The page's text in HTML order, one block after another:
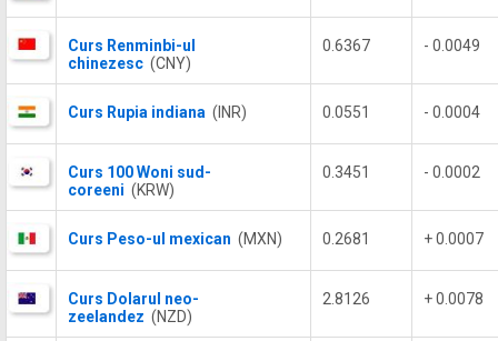
Curs Renminbi-ul
chinezesc (CNY)
0.6367 - 0.0049
Curs Rupia indiana (INR) 0.0551 - 0.0004
Curs 100 Woni sud-
coreeni (KRW)
0.3451 - 0.0002
Curs Peso-ul mexican (MXN) 0.2681 + 0.0007
Curs Dolarul neo-
zeelandez (NZD)
2.8126 + 0.0078